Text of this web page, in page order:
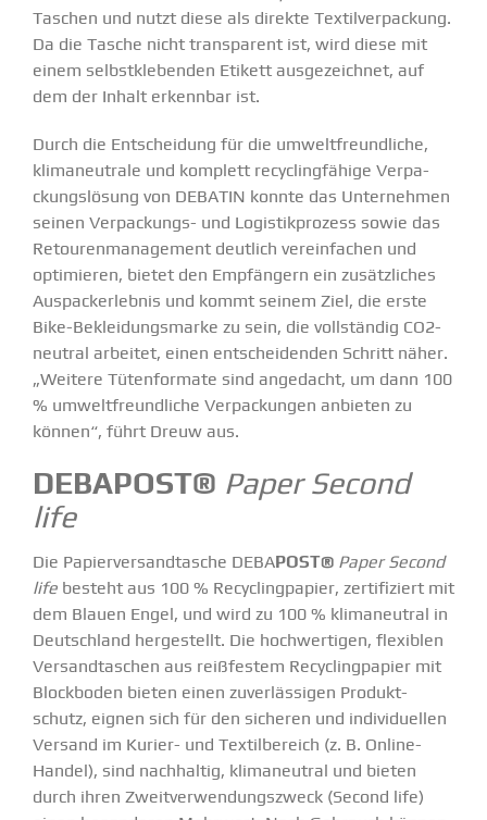
Taschen und nutzt diese als direkte Textil­ver­pa­ckung.
Da die Tasche nicht trans­parent ist, wird diese mit
einem selbst­kle­benden Etikett ausge­zeichnet, auf
dem der Inhalt erkennbar ist.
Durch die Entscheidung für die umwelt­freund­liche,
klima­neu­trale und komplett recycling­fähige Verpa­
ckungs­lösung von DEBATIN konnte das Unter­nehmen
seinen Verpa­­ckungs- und Logis­tik­prozess sowie das
Retou­ren­ma­nagement deutlich verein­fachen und
optimieren, bietet den Empfängern ein zusätz­liches
Auspa­ck­erlebnis und kommt seinem Ziel, die erste
Bike-Beklei­­dungs­­­marke zu sein, die vollständig CO2-
neutral arbeitet, einen entschei­denden Schritt näher.
„Weitere Tüten­formate sind angedacht, um dann 100
% umwelt­freund­liche Verpa­ckungen anbieten zu
können“, führt Dreuw aus.
DEBAPOST® Paper Second
life
Die Papier­ver­sand­tasche DEBAPOST®Paper Second
lifebesteht aus 100 % Recycling­papier, zerti­fi­ziert mit
dem Blauen Engel, und wird zu 100 % klima­neutral in
Deutschland herge­stellt. Die hochwer­tigen, flexiblen
Versand­ta­schen aus reißfestem Recycling­papier mit
Block­boden bieten einen zuver­läs­sigen Produkt­
schutz, eignen sich für den sicheren und indivi­du­ellen
Versand im Kurier- und Textil­be­reich (z. B. Online-
Handel), sind nachhaltig, klima­neutral und bieten
durch ihren Zweit­ver­wen­dungs­zweck (Second life)